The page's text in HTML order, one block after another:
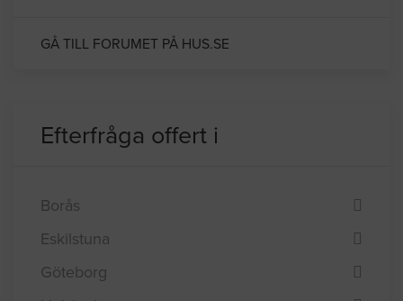
Golvvärme och trägolv?
Efterfråga offert i
Borås